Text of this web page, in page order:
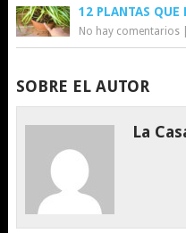
12 PLANTAS QUE
No hay comentarios|
SOBRE EL AUTOR
La